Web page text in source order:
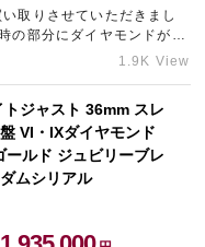
取りさせていただきまし
の部分にダイヤモンドがあ
用されたとのことでした
取店「ギャラリーレア名
ださいませ。
1.9K View
トジャスト 36mm スレ
VI・IXダイヤモンド
ールド ジュビリーブレ
ムシリアル